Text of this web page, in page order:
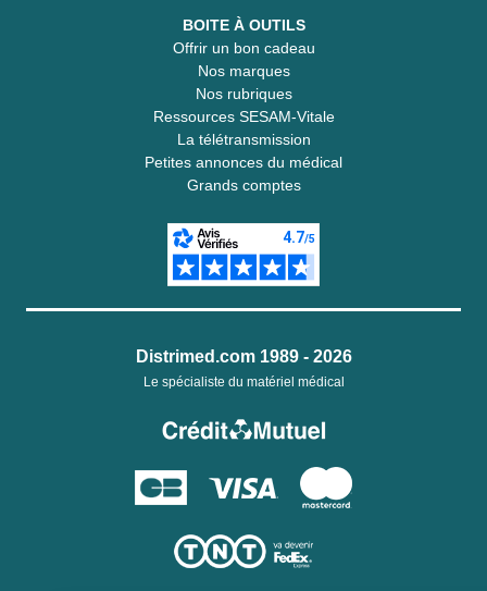
BOITE À OUTILS
Offrir un bon cadeau
Nos marques
Nos rubriques
Ressources SESAM-Vitale
La télétransmission
Petites annonces du médical
Grands comptes
Distrimed.com 1989 - 2026
Le spécialiste du matériel médical